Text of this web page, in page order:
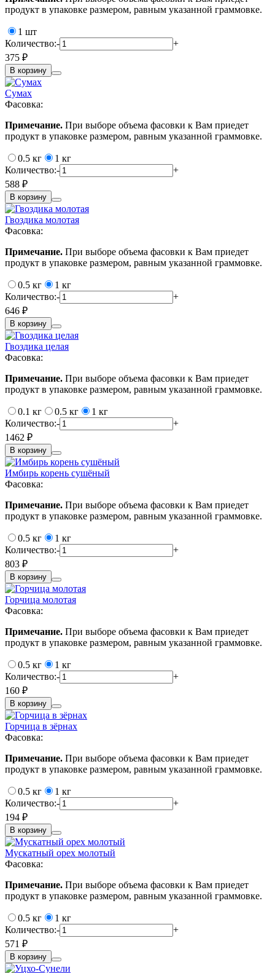
продукт в упаковке размером, равным указанной граммовке.
1 шт
Количество:-
+
375 ₽
В корзину
Сумах
Фасовка:
Примечание. При выборе объема фасовки к Вам приедет
продукт в упаковке размером, равным указанной граммовке.
0.5 кг
1 кг
Количество:-
+
588 ₽
В корзину
Гвоздика молотая
Фасовка:
Примечание. При выборе объема фасовки к Вам приедет
продукт в упаковке размером, равным указанной граммовке.
0.5 кг
1 кг
Количество:-
+
646 ₽
В корзину
Гвоздика целая
Фасовка:
Примечание. При выборе объема фасовки к Вам приедет
продукт в упаковке размером, равным указанной граммовке.
0.1 кг 0.5 кг
1 кг
Количество:-
+
1462 ₽
В корзину
Имбирь корень сушёный
Фасовка:
Примечание. При выборе объема фасовки к Вам приедет
продукт в упаковке размером, равным указанной граммовке.
0.5 кг
1 кг
Количество:-
+
803 ₽
В корзину
Горчица молотая
Фасовка:
Примечание. При выборе объема фасовки к Вам приедет
продукт в упаковке размером, равным указанной граммовке.
0.5 кг
1 кг
Количество:-
+
160 ₽
В корзину
Горчица в зёрнах
Фасовка:
Примечание. При выборе объема фасовки к Вам приедет
продукт в упаковке размером, равным указанной граммовке.
0.5 кг
1 кг
Количество:-
+
194 ₽
В корзину
Мускатный орех молотый
Фасовка:
Примечание. При выборе объема фасовки к Вам приедет
продукт в упаковке размером, равным указанной граммовке.
0.5 кг
1 кг
Количество:-
+
571 ₽
В корзину